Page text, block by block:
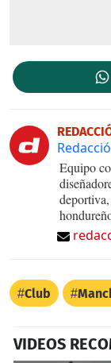
Equipo
Club
VIDEOS